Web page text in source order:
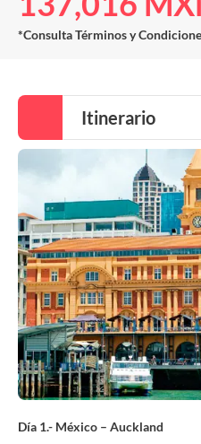
*Consulta Términos y
Itinerario
Día 1.- México – Auckland